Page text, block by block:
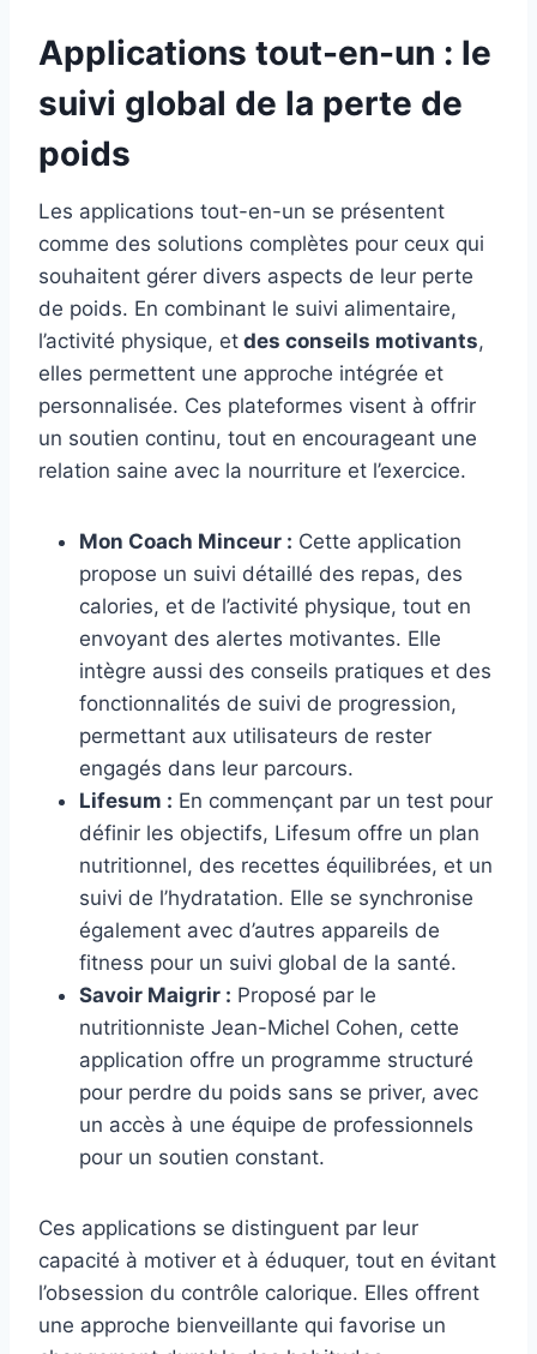
Applications tout-en-un : le
suivi global de la perte de
poids
Les applications tout-en-un se présentent
comme des solutions complètes pour ceux qui
souhaitent gérer divers aspects de leur perte
de poids. En combinant le suivi alimentaire,
l’activité physique, et des conseils motivants,
elles permettent une approche intégrée et
personnalisée. Ces plateformes visent à offrir
un soutien continu, tout en encourageant une
relation saine avec la nourriture et l’exercice.
Mon Coach Minceur : Cette application
propose un suivi détaillé des repas, des
calories, et de l’activité physique, tout en
envoyant des alertes motivantes. Elle
intègre aussi des conseils pratiques et des
fonctionnalités de suivi de progression,
permettant aux utilisateurs de rester
engagés dans leur parcours.
Lifesum : En commençant par un test pour
définir les objectifs, Lifesum offre un plan
nutritionnel, des recettes équilibrées, et un
suivi de l’hydratation. Elle se synchronise
également avec d’autres appareils de
fitness pour un suivi global de la santé.
Savoir Maigrir : Proposé par le
nutritionniste Jean-Michel Cohen, cette
application offre un programme structuré
pour perdre du poids sans se priver, avec
un accès à une équipe de professionnels
pour un soutien constant.
Ces applications se distinguent par leur
capacité à motiver et à éduquer, tout en évitant
l’obsession du contrôle calorique. Elles offrent
une approche bienveillante qui favorise un